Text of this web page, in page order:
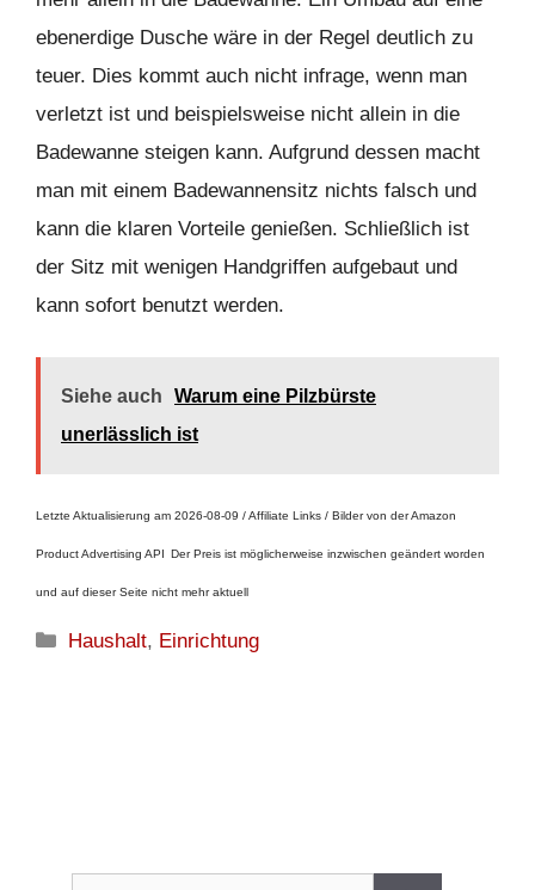
ebenerdige Dusche wäre in der Regel deutlich zu
teuer. Dies kommt auch nicht infrage, wenn man
verletzt ist und beispielsweise nicht allein in die
Badewanne steigen kann. Aufgrund dessen macht
man mit einem Badewannensitz nichts falsch und
kann die klaren Vorteile genießen. Schließlich ist
der Sitz mit wenigen Handgriffen aufgebaut und
kann sofort benutzt werden.
Siehe auch
Warum eine Pilzbürste
unerlässlich ist
Letzte Aktualisierung am 2026-08-09 / Affiliate Links / Bilder von der Amazon
Product Advertising API Der Preis ist möglicherweise inzwischen geändert worden
und auf dieser Seite nicht mehr aktuell
Kategorien
Haushalt, Einrichtung